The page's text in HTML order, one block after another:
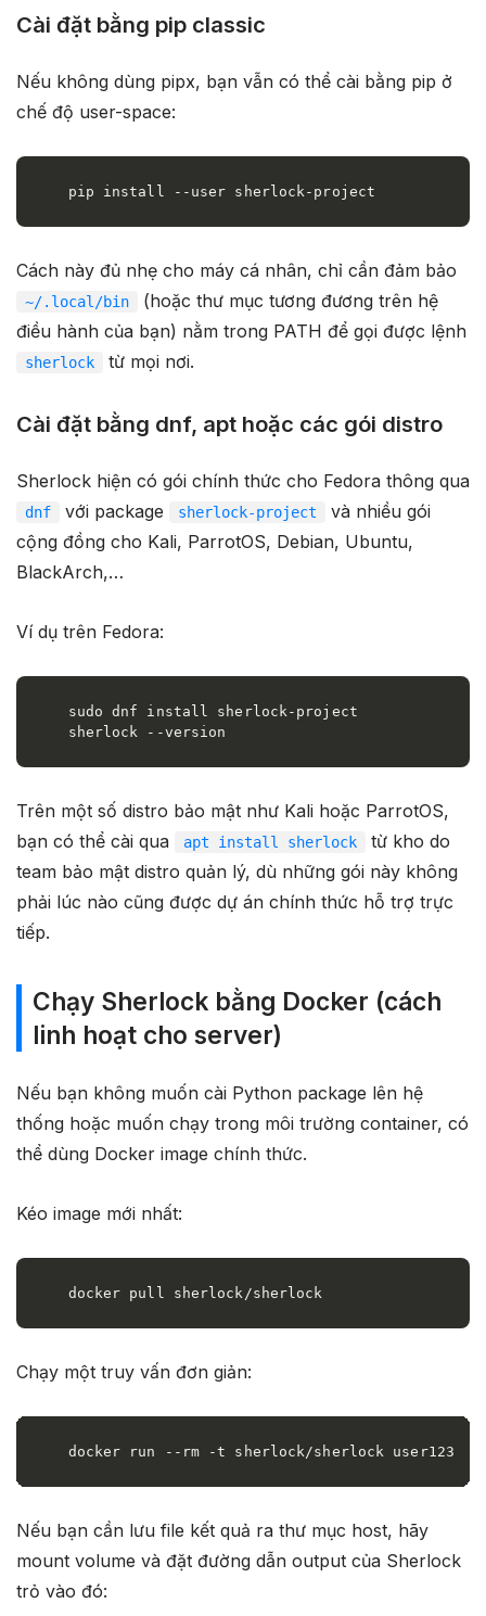
Cài đặt bằng pip classic
Nếu không dùng pipx, bạn vẫn có thể cài bằng pip ở
chế độ user-space:
pip install --user sherlock-project
Cách này đủ nhẹ cho máy cá nhân, chỉ cần đảm bảo
~/.local/bin
(hoặc thư mục tương đương trên hệ
điều hành của bạn) nằm trong PATH để gọi được lệnh
sherlock từ mọi nơi.
Cài đặt bằng dnf, apt hoặc các gói distro
Sherlock hiện có gói chính thức cho Fedora thông qua
dnf với package sherlock-project
và nhiều gói
cộng đồng cho Kali, ParrotOS, Debian, Ubuntu,
BlackArch,…
Ví dụ trên Fedora:
sudo dnf install sherlock-project
sherlock --version
Trên một số distro bảo mật như Kali hoặc ParrotOS,
bạn có thể cài qua
apt install sherlock
từ kho do
team bảo mật distro quản lý, dù những gói này không
phải lúc nào cũng được dự án chính thức hỗ trợ trực
tiếp.
Chạy Sherlock bằng Docker (cách
linh hoạt cho server)
Nếu bạn không muốn cài Python package lên hệ
thống hoặc muốn chạy trong môi trường container, có
thể dùng Docker image chính thức.
Kéo image mới nhất:
docker pull sherlock/sherlock
Chạy một truy vấn đơn giản:
docker run --rm -t sherlock/sherlock user123
Nếu bạn cần lưu file kết quả ra thư mục host, hãy
mount volume và đặt đường dẫn output của Sherlock
trỏ vào đó: